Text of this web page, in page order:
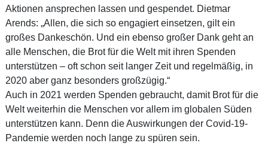
Aktionen ansprechen lassen und gespendet. Dietmar
Arends: „Allen, die sich so engagiert einsetzen, gilt ein
großes Dankeschön. Und ein ebenso großer Dank geht an
alle Menschen, die Brot für die Welt mit ihren Spenden
unterstützen – oft schon seit langer Zeit und regelmäßig, in
2020 aber ganz besonders großzügig.“
Auch in 2021 werden Spenden gebraucht, damit Brot für die
Welt weiterhin die Menschen vor allem im globalen Süden
unterstützen kann. Denn die Auswirkungen der Covid-19-
Pandemie werden noch lange zu spüren sein.